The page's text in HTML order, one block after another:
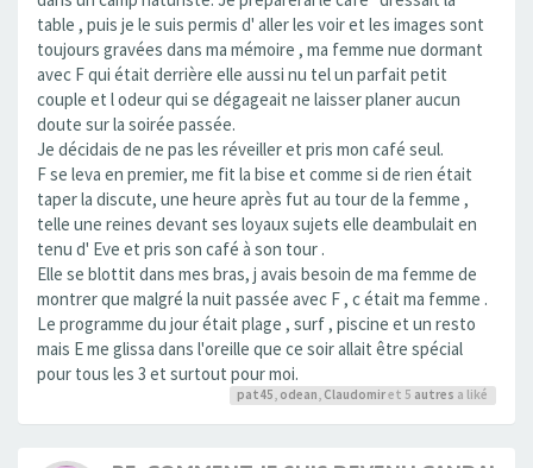
table , puis je le suis permis d' aller les voir et les images sont
toujours gravées dans ma mémoire , ma femme nue dormant
avec F qui était derrière elle aussi nu tel un parfait petit
couple et l odeur qui se dégageait ne laisser planer aucun
doute sur la soirée passée.
Je décidais de ne pas les réveiller et pris mon café seul.
F se leva en premier, me fit la bise et comme si de rien était
taper la discute, une heure après fut au tour de la femme ,
telle une reines devant ses loyaux sujets elle deambulait en
tenu d' Eve et pris son café à son tour .
Elle se blottit dans mes bras, j avais besoin de ma femme de
montrer que malgré la nuit passée avec F , c était ma femme .
Le programme du jour était plage , surf , piscine et un resto
mais E me glissa dans l'oreille que ce soir allait être spécial
pour tous les 3 et surtout pour moi.
pat45, odean, Claudomiret 5 autres a liké